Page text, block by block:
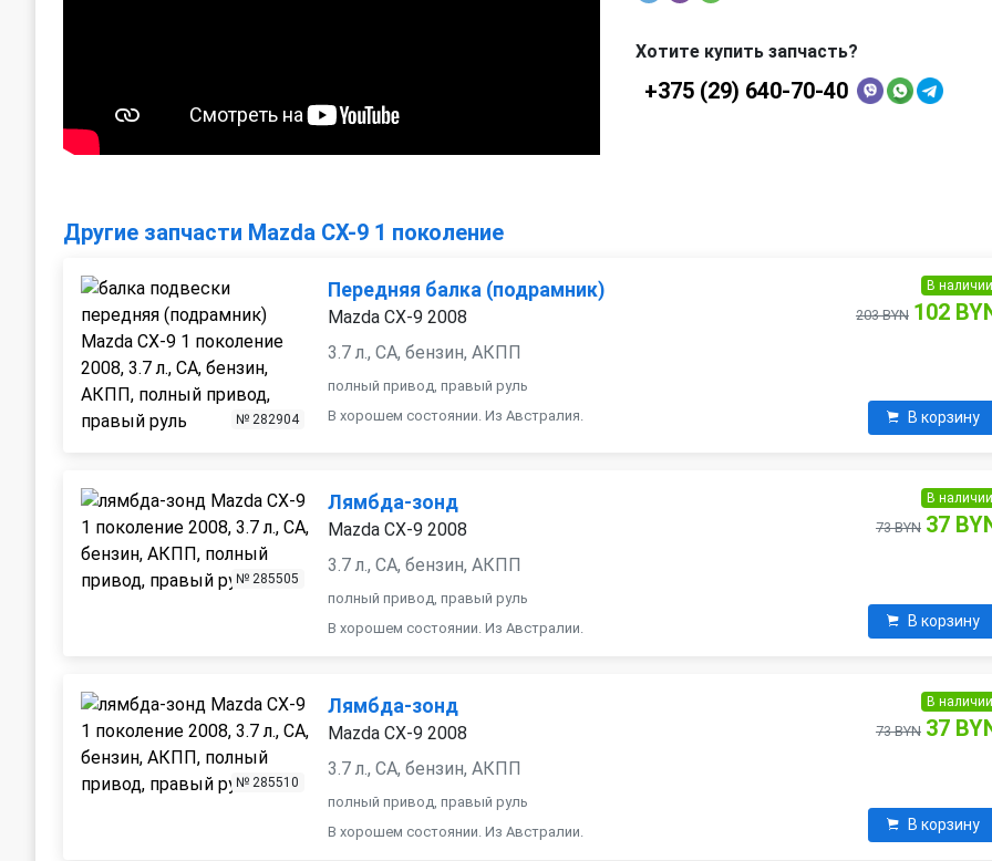
Хотите купить запчасть?
+375 (29) 640-70-40
Другие запчасти Mazda CX-9 1 поколение
№ 282904
Передняя балка (подрамник)
Mazda CX-9 2008
3.7 л., CA, бензин, АКПП
полный привод, правый руль
В хорошем состоянии. Из Австралия.
В наличии
203 BYN 102
В корзину
№ 285505
Лямбда-зонд
Mazda CX-9 2008
3.7 л., CA, бензин, АКПП
полный привод, правый руль
В хорошем состоянии. Из Австралии.
В наличии
73 BYN 37
В корзину
№ 285510
Лямбда-зонд
Mazda CX-9 2008
3.7 л., CA, бензин, АКПП
полный привод, правый руль
В хорошем состоянии. Из Австралии.
В наличии
73 BYN 37
В корзину